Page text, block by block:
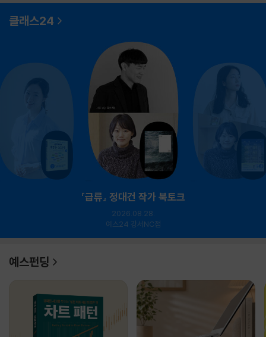
클래스24
『급류』 정대건 작가 북토크
2026.08.28.
예스24 강서NC점
예스펀딩